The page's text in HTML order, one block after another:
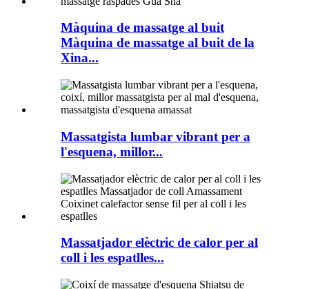
Màquina de massatge al buit
Màquina de massatge al buit de la
Xina...
Massatgista lumbar vibrant per a
l'esquena, millor...
Massatjador elèctric de calor per al
coll i les espatlles...